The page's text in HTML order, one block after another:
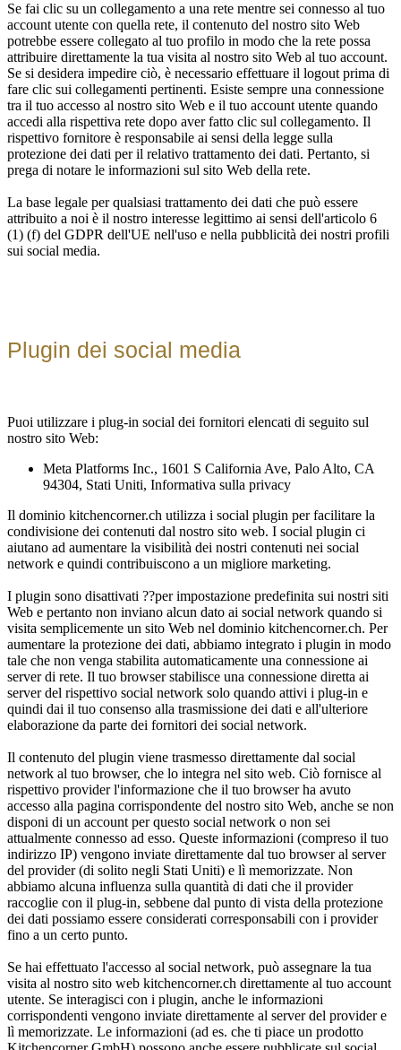
Se fai clic su un collegamento a una rete mentre sei connesso al tuo
account utente con quella rete, il contenuto del nostro sito Web
potrebbe essere collegato al tuo profilo in modo che la rete possa
attribuire direttamente la tua visita al nostro sito Web al tuo account.
Se si desidera impedire ciò, è necessario effettuare il logout prima di
fare clic sui collegamenti pertinenti. Esiste sempre una connessione
tra il tuo accesso al nostro sito Web e il tuo account utente quando
accedi alla rispettiva rete dopo aver fatto clic sul collegamento. Il
rispettivo fornitore è responsabile ai sensi della legge sulla
protezione dei dati per il relativo trattamento dei dati. Pertanto, si
prega di notare le informazioni sul sito Web della rete.
La base legale per qualsiasi trattamento dei dati che può essere
attribuito a noi è il nostro interesse legittimo ai sensi dell'articolo 6
(1) (f) del GDPR dell'UE nell'uso e nella pubblicità dei nostri profili
sui social media.
Plugin dei social media
Puoi utilizzare i plug-in social dei fornitori elencati di seguito sul
nostro sito Web:
Meta Platforms Inc., 1601 S California Ave, Palo Alto, CA
94304, Stati Uniti, Informativa sulla privacy
Il dominio kitchencorner.ch utilizza i social plugin per facilitare la
condivisione dei contenuti dal nostro sito web. I social plugin ci
aiutano ad aumentare la visibilità dei nostri contenuti nei social
network e quindi contribuiscono a un migliore marketing.
I plugin sono disattivati ??per impostazione predefinita sui nostri siti
Web e pertanto non inviano alcun dato ai social network quando si
visita semplicemente un sito Web nel dominio kitchencorner.ch. Per
aumentare la protezione dei dati, abbiamo integrato i plugin in modo
tale che non venga stabilita automaticamente una connessione ai
server di rete. Il tuo browser stabilisce una connessione diretta ai
server del rispettivo social network solo quando attivi i plug-in e
quindi dai il tuo consenso alla trasmissione dei dati e all'ulteriore
elaborazione da parte dei fornitori dei social network.
Il contenuto del plugin viene trasmesso direttamente dal social
network al tuo browser, che lo integra nel sito web. Ciò fornisce al
rispettivo provider l'informazione che il tuo browser ha avuto
accesso alla pagina corrispondente del nostro sito Web, anche se non
disponi di un account per questo social network o non sei
attualmente connesso ad esso. Queste informazioni (compreso il tuo
indirizzo IP) vengono inviate direttamente dal tuo browser al server
del provider (di solito negli Stati Uniti) e lì memorizzate. Non
abbiamo alcuna influenza sulla quantità di dati che il provider
raccoglie con il plug-in, sebbene dal punto di vista della protezione
dei dati possiamo essere considerati corresponsabili con i provider
fino a un certo punto.
Se hai effettuato l'accesso al social network, può assegnare la tua
visita al nostro sito web kitchencorner.ch direttamente al tuo account
utente. Se interagisci con i plugin, anche le informazioni
corrispondenti vengono inviate direttamente al server del provider e
lì memorizzate. Le informazioni (ad es. che ti piace un prodotto